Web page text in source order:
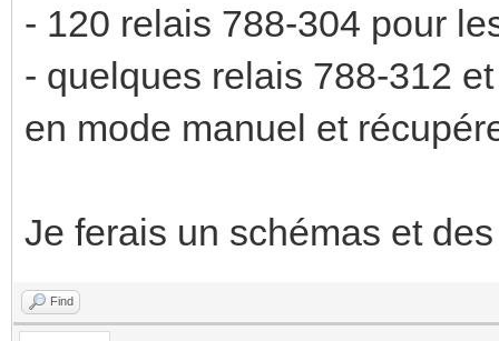
- 120 relais 788-304 pour
- quelques relais 788-312
en mode manuel et
Je ferais un schémas et
Find